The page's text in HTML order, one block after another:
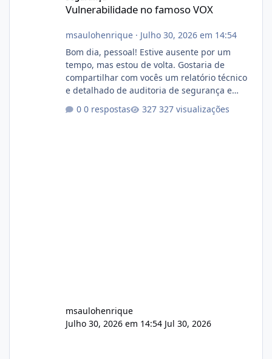
Vulnerabilidade no famoso VOX
msaulohenrique· Julho 30, 2026 em 14:54
Bom dia, pessoal! Estive ausente por um
tempo, mas estou de volta. Gostaria de
compartilhar com vocês um relatório técnico
e detalhado de auditoria de segurança e
conformidade referente ao VOXPANEL (versão
atualmente em circulação e comercialização
0 respostas 327 visualizações
msaulohenrique
Julho 30, 2026 em 14:54 Jul 30, 2026